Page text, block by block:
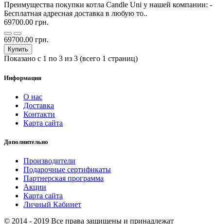
Преимущества покупки котла Candle Uni у нашей компании: -
Бесплатная адресная доставка в любую то..
69700.00 грн.
69700.00 грн.
Купить
Показано с 1 по 3 из 3 (всего 1 страниц)
Информация
О нас
Доставка
Контакти
Карта сайта
Дополнительно
Производители
Подарочные сертификаты
Партнерская программа
Акции
Карта сайта
Личный Кабинет
© 2014 - 2019 Все права защищены и принадлежат